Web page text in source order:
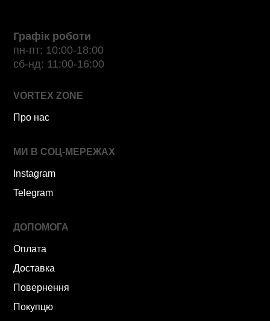
Графік роботи
пн-пт: 10:00-18:00
сб-нд: 11:00-16:00
VORTEX ZONE
Про нас
МИ В СОЦ-МЕРЕЖАХ
Instagram
Telegram
ДОПОМОГА
Оплата
Доставка
Повернення
Покупцю